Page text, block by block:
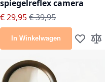
spiegelreflex camera
Speciale prijs
€ 29,95Normale prijs
€ 39,95
In Winkelwagen Voeg